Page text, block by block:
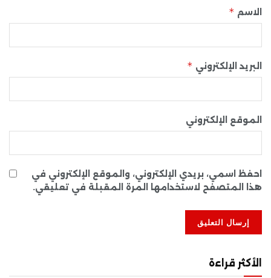
الاسم *
البريد الإلكتروني *
الموقع الإلكتروني
احفظ اسمي، بريدي الإلكتروني، والموقع الإلكتروني في
هذا المتصفح لاستخدامها المرة المقبلة في تعليقي.
الأكثر قراءة